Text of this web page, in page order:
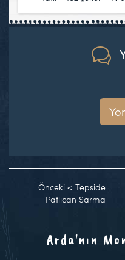
Önceki < Tepside
Patlıcan Sarma
Arda'nın